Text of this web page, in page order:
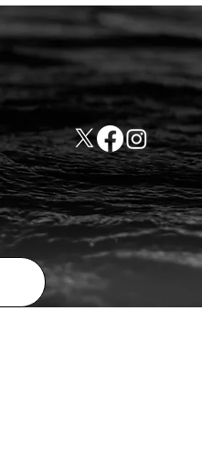
​会社概要
​利用規約